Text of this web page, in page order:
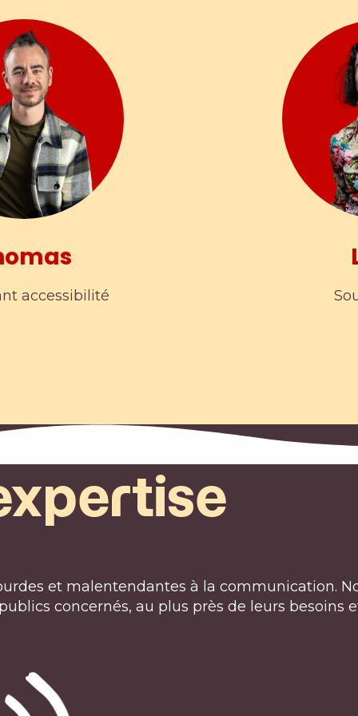
accessibilité
et malentendantes à la communication.
concernés, au plus près de leurs besoins